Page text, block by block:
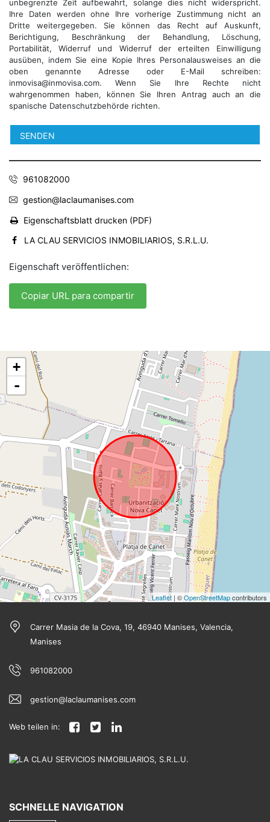
unbegrenzte Zeit aufbewahrt, solange dies nicht widerspricht.
Ihre Daten werden ohne Ihre vorherige Zustimmung nicht an
Dritte weitergegeben. Sie können das Recht auf Auskunft,
Berichtigung, Beschränkung der Behandlung, Löschung,
Portabilität, Widerruf und Widerruf der erteilten Einwilligung
ausüben, indem Sie eine Kopie Ihres Personalausweises an die
oben genannte Adresse oder E-Mail schreiben:
inmovisa@inmovisa.com. Wenn Sie Ihre Rechte nicht
wahrgenommen haben, können Sie Ihren Antrag auch an die
spanische Datenschutzbehörde richten.
961082000
gestion@laclaumanises.com
Eigenschaftsblatt drucken (PDF)
LA CLAU SERVICIOS INMOBILIARIOS, S.R.L.U.
Eigenschaft veröffentlichen:
Copiar URL para compartir
+
-
Leaflet | ©OpenStreetMapcontributors
Carrer Masia de la Cova, 19, 46940 Manises, Valencia,
Manises
961082000
gestion@laclaumanises.com
Web teilen in:
SCHNELLE NAVIGATION